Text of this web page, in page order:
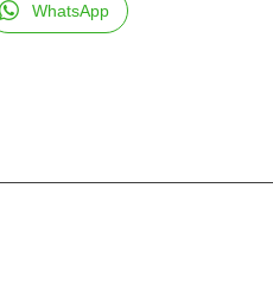
WhatsApp